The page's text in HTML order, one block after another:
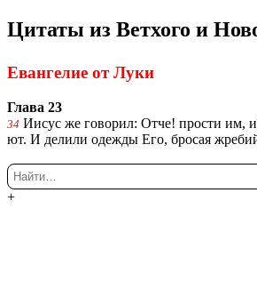
Ки́рие эле́йсон
Ци­та­ты из Вет­хо­го и
Еван­ге­лие от Луки
Глава 23
34 Иисус же го­во­рил: Отче! про­сти им,
ют. И де­ли­ли одеж­ды Его, бро­сая
+